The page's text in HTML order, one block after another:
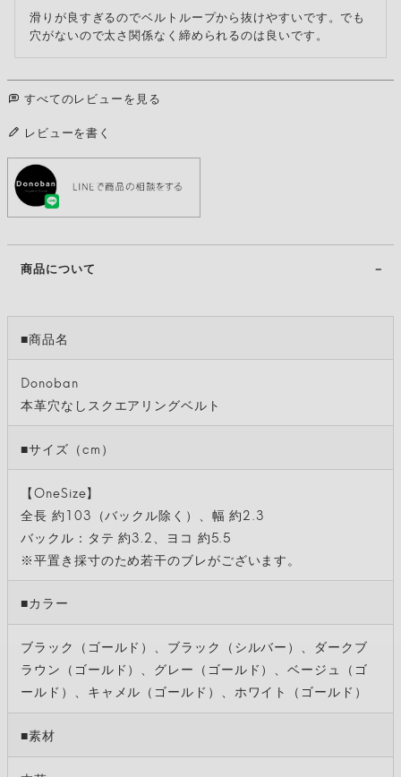
滑りが良すぎるのでベルトループから抜けやすいです。でも
穴がないので太さ関係なく締められるのは良いです。
すべてのレビューを見る
レビューを書く
商品について
■商品名
Donoban
本革穴なしスクエアリングベルト
■サイズ（cm）
【OneSize】
全長 約103（バックル除く）、幅 約2.3
バックル：タテ 約3.2、ヨコ 約5.5
※平置き採寸のため若干のブレがございます。
■カラー
ブラック（ゴールド）、ブラック（シルバー）、ダークブ
ラウン（ゴールド）、グレー（ゴールド）、ベージュ（ゴ
ールド）、キャメル（ゴールド）、ホワイト（ゴールド）
■素材